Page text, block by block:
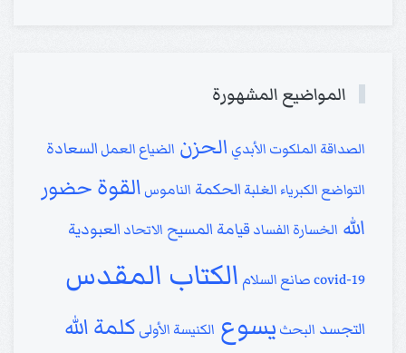
المواضيع المشهورة
الصداقة الملكوت الأبدي الحزن الضياع العمل السعادة
التواضع الكبرياء الغلبة الحكمة الناموس القوة حضور
الله الخسارة الفسادقيامة المسيح الاتحاد العبودية
covid-19صانع السلام الكتاب المقدس
التجسد البحث يسوع الكنيسة الأولى كلمة الله